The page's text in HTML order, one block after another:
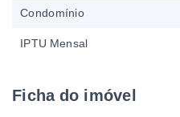
Condomínio
IPTU Mensal
Ficha do imóvel